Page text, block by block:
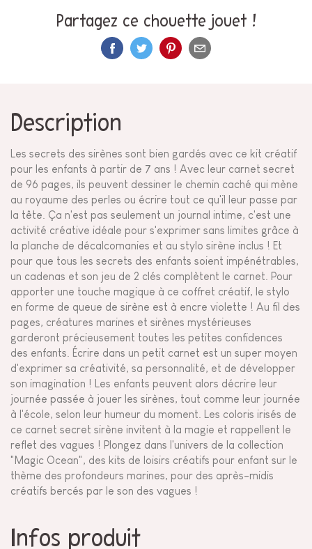
Partagez ce chouette jouet !
Description
Les secrets des sirènes sont bien gardés avec ce kit créatif
pour les enfants à partir de 7 ans ! Avec leur carnet secret
de 96 pages, ils peuvent dessiner le chemin caché qui mène
au royaume des perles ou écrire tout ce qu'il leur passe par
la tête. Ça n'est pas seulement un journal intime, c'est une
activité créative idéale pour s'exprimer sans limites grâce à
la planche de décalcomanies et au stylo sirène inclus ! Et
pour que tous les secrets des enfants soient impénétrables,
un cadenas et son jeu de 2 clés complètent le carnet. Pour
apporter une touche magique à ce coffret créatif, le stylo
en forme de queue de sirène est à encre violette ! Au fil des
pages, créatures marines et sirènes mystérieuses
garderont précieusement toutes les petites confidences
des enfants. Écrire dans un petit carnet est un super moyen
d'exprimer sa créativité, sa personnalité, et de développer
son imagination ! Les enfants peuvent alors décrire leur
journée passée à jouer les sirènes, tout comme leur journée
à l'école, selon leur humeur du moment. Les coloris irisés de
ce carnet secret sirène invitent à la magie et rappellent le
reflet des vagues ! Plongez dans l'univers de la collection
"Magic Ocean", des kits de loisirs créatifs pour enfant sur le
thème des profondeurs marines, pour des après-midis
créatifs bercés par le son des vagues !
Infos produit